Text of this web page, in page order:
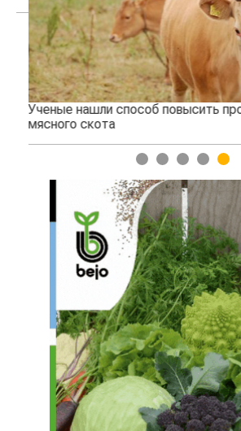
Ученые нашли способ повысить
мясного скота
1 2 3 4 5